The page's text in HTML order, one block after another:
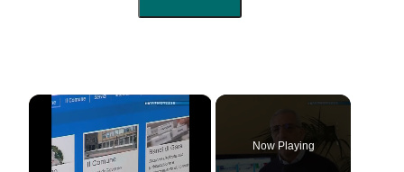
×
Now Playing